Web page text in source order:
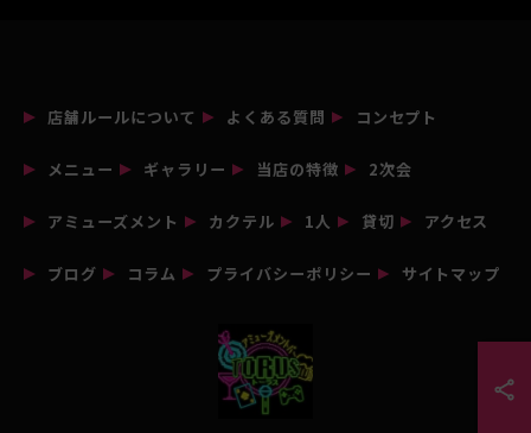
店舗ルールについて よくある質問 コンセプト
メニュー ギャラリー 当店の特徴 2次会
アミューズメント カクテル 1人 貸切 アクセス
ブログ コラム プライバシーポリシー サイトマップ